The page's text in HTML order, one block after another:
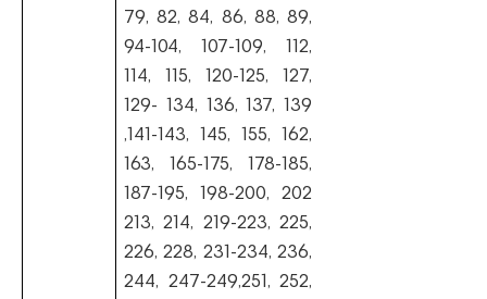
79, 82, 84, 86, 88, 89,
94-104, 107-109, 112,
114,
115, 120-125, 127,
129- 134, 136, 137, 139
,141-143, 145, 155, 162,
163, 165-175,
178-185,
187-195, 198-200, 202
213, 214, 219-223, 225,
226, 228, 231-234, 236,
244, 247-249,251, 252,